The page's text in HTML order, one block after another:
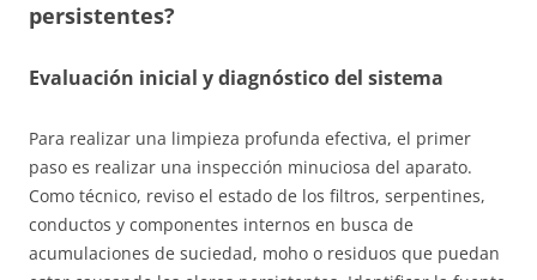
persistentes?
Evaluación inicial y diagnóstico del sistema
Para realizar una limpieza profunda efectiva, el primer
paso es realizar una inspección minuciosa del aparato.
Como técnico, reviso el estado de los filtros, serpentines,
conductos y componentes internos en busca de
acumulaciones de suciedad, moho o residuos que puedan